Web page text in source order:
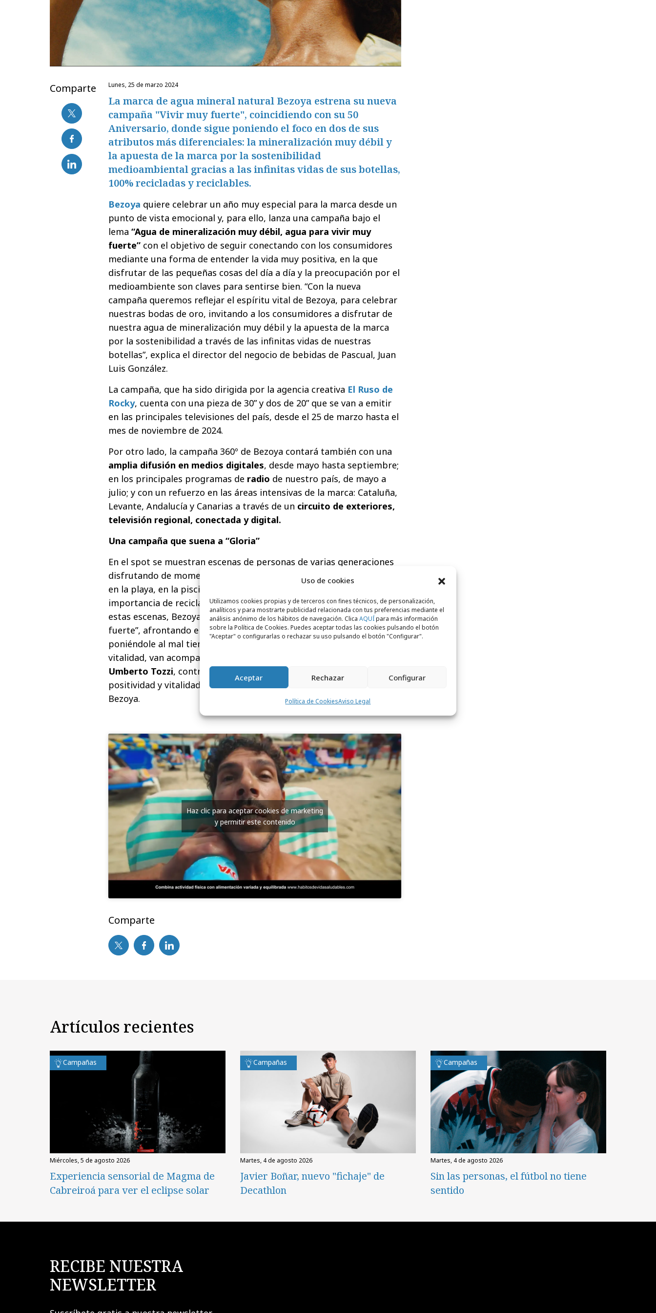
Uso de cookies
Utilizamos cookies propias y de terceros con fines técnicos, de personalización,
analíticos y para mostrarte publicidad relacionada con tus preferencias mediante el
análisis anónimo de los hábitos de navegación. Clica AQUÍpara más información
sobre la Política de Cookies. Puedes aceptar todas las cookies pulsando el botón
"Aceptar" o configurarlas o rechazar su uso pulsando el botón "Configurar".
Aceptar Rechazar Configurar
Política de CookiesAviso Legal
Comparte lunes, 25 de marzo 2024
La marca de agua mineral natural Bezoya estrena su nueva
campaña "Vivir muy fuerte", coincidiendo con su 50
Aniversario, donde sigue poniendo el foco en dos de sus
atributos más diferenciales: la mineralización muy débil y
la apuesta de la marca por la sostenibilidad
medioambiental gracias a las infinitas vidas de sus botellas,
100% recicladas y reciclables.
Bezoya quiere celebrar un año muy especial para la marca desde un
punto de vista emocional y, para ello, lanza una campaña bajo el
lema “Agua de mineralización muy débil, agua para vivir muy
fuerte” con el objetivo de seguir conectando con los consumidores
mediante una forma de entender la vida muy positiva, en la que
disfrutar de las pequeñas cosas del día a día y la preocupación por el
medioambiente son claves para sentirse bien. “Con la nueva
campaña queremos reflejar el espíritu vital de Bezoya, para celebrar
nuestras bodas de oro, invitando a los consumidores a disfrutar de
nuestra agua de mineralización muy débil y la apuesta de la marca
por la sostenibilidad a través de las infinitas vidas de nuestras
botellas”, explica el director del negocio de bebidas de Pascual, Juan
Luis González.
La campaña, que ha sido dirigida por la agencia creativa El Ruso de
Rocky, cuenta con una pieza de 30” y dos de 20” que se van a emitir
en las principales televisiones del país, desde el 25 de marzo hasta el
mes de noviembre de 2024.
Por otro lado, la campaña 360º de Bezoya contará también con una
amplia difusión en medios digitales, desde mayo hasta septiembre;
en los principales programas de radio de nuestro país, de mayo a
julio; y con un refuerzo en las áreas intensivas de la marca: Cataluña,
Levante, Andalucía y Canarias a través de un circuito de exteriores,
televisión regional, conectada y digital.
Una campaña que suena a “Gloria”
En el spot se muestran escenas de personas de varias generaciones
disfrutando de momentos únicos con el agua como hilo conductor:
en la playa, en la piscina, bajo la lluvia o haciendo hincapié en la
importancia de reciclar cada botella en el contenedor amarillo. Con
estas escenas, Bezoya quiere transmitir la importancia de “vivir muy
fuerte”, afrontando el día a día con una actitud muy positiva y
poniéndole al mal tiempo buena cara. Las escenas, llenas de
vitalidad, van acompañadas de la icónica
Umberto Tozzi, contribuyendo a trasladar ese mensaje de
positividad y vitalidad que invitan al consumidor a sentirse Muy de
Bezoya.
Haz clic para aceptar cookies de marketing
y permitir este contenido
Comparte
Artículos recientes
Campañas
miércoles, 5 de agosto 2026
Experiencia sensorial de Magma de
Cabreiroá para ver el eclipse solar
Campañas
martes, 4 de agosto 2026
Javier Boñar, nuevo "fichaje" de
Decathlon
Campañas
martes, 4 de agosto 2026
Sin las personas, el fútbol no tiene
sentido
RECIBE NUESTRA
NEWSLETTER